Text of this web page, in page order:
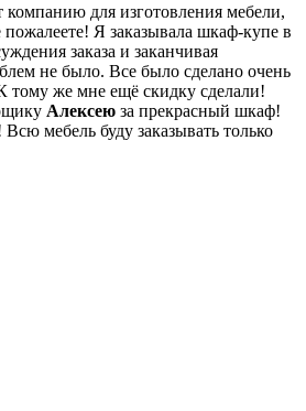
для изготовления мебели,
Я заказывала шкаф-купе в
заказа и заканчивая
не было. Все было сделано очень
тому же мне ещё скидку сделали!
Алексею за прекрасный шкаф!
мебель буду заказывать только